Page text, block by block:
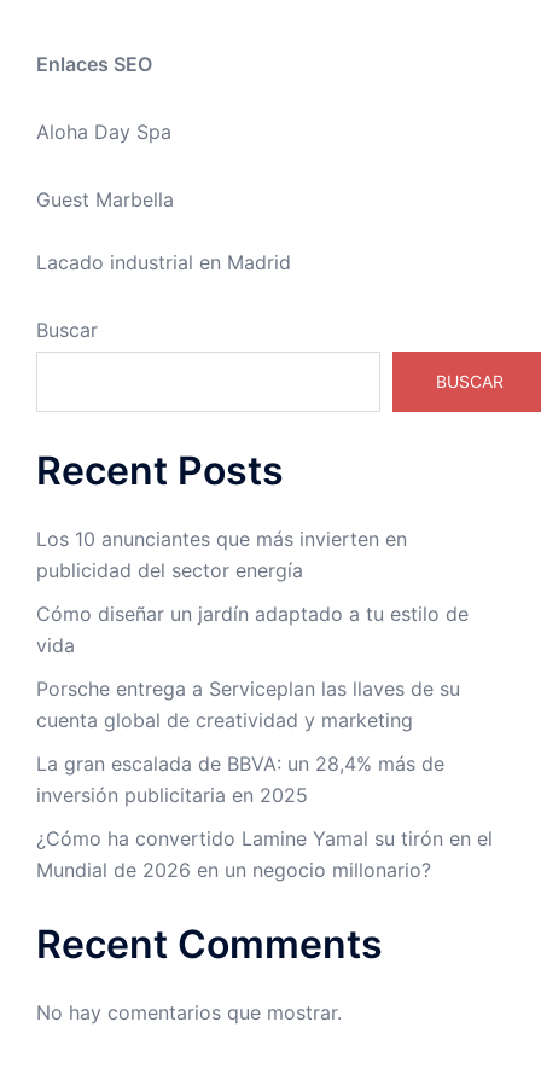
Enlaces SEO
Aloha Day Spa
Guest Marbella
Lacado industrial en Madrid
Buscar
BUSCAR
Recent Posts
Los 10 anunciantes que más invierten en
publicidad del sector energía
Cómo diseñar un jardín adaptado a tu estilo de
vida
Porsche entrega a Serviceplan las llaves de su
cuenta global de creatividad y marketing
La gran escalada de BBVA: un 28,4% más de
inversión publicitaria en 2025
¿Cómo ha convertido Lamine Yamal su tirón en el
Mundial de 2026 en un negocio millonario?
Recent Comments
No hay comentarios que mostrar.